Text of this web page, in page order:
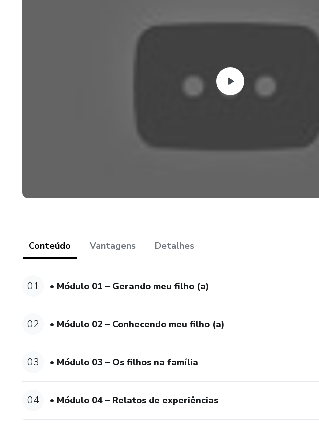
Conteúdo Vantagens Detalhes
01 • Módulo 01 – Gerando meu filho (a)
02 • Módulo 02 – Conhecendo meu filho (a)
03 • Módulo 03 – Os filhos na família
04 • Módulo 04 – Relatos de experiências